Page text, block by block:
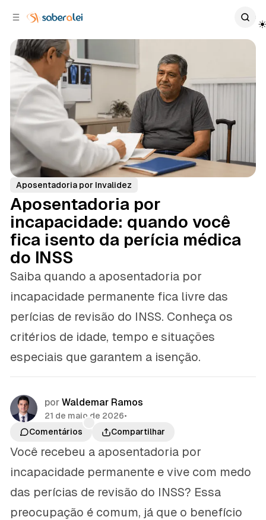
Aposentadoria por Invalidez
Aposentadoria por
incapacidade: quando você
fica isento da perícia médica
do INSS
Saiba quando a aposentadoria por
incapacidade permanente fica livre das
perícias de revisão do INSS. Conheça os
critérios de idade, tempo e situações
especiais que garantem a isenção.
por Waldemar Ramos
21 de maio de 2026•
Comentários
Compartilhar
Você recebeu a aposentadoria por
incapacidade permanente e vive com medo
das perícias de revisão do INSS? Essa
preocupação é comum, já que o benefício